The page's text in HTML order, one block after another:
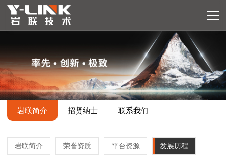
岩联简介 招贤纳士 联系我们
岩联简介 荣誉资质 平台资源 发展历程